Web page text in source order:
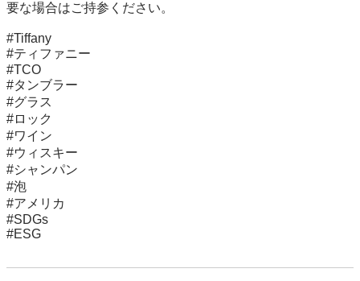
要な場合はご持参ください。
#Tiffany
#ティファニー
#TCO
#タンブラー
#グラス
#ロック
#ワイン
#ウィスキー
#シャンパン
#泡
#アメリカ
#SDGs
#ESG